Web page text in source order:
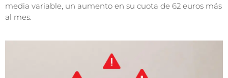
media variable, un aumento en su cuota de 62 euros más
al mes.